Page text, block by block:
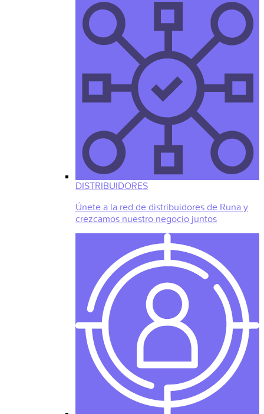
DISTRIBUIDORES
Únete a la red de distribuidores de Runa y
crezcamos nuestro negocio juntos